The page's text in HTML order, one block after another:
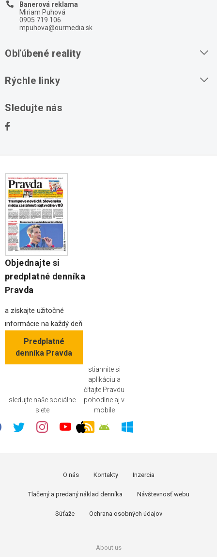
Banerová reklama
Miriam Puhová
0905 719 106
mpuhova@ourmedia.sk
Obľúbené reality
Domy na predaj
Stavebné pozemky
Rýchle linky
Sledujte nás
Objednajte si
predplatné denníka
Pravda
a získajte užitočné
informácie na každý deň
Predplatné
denníka Pravda
sledujte naše sociálne
siete
stiahnite si
aplikáciu a
čítajte Pravdu
pohodlne aj v
mobile
O nás Kontakty Inzercia
Tlačený a predaný náklad denníka Návštevnosť webu
Súťaže Ochrana osobných údajov
About us